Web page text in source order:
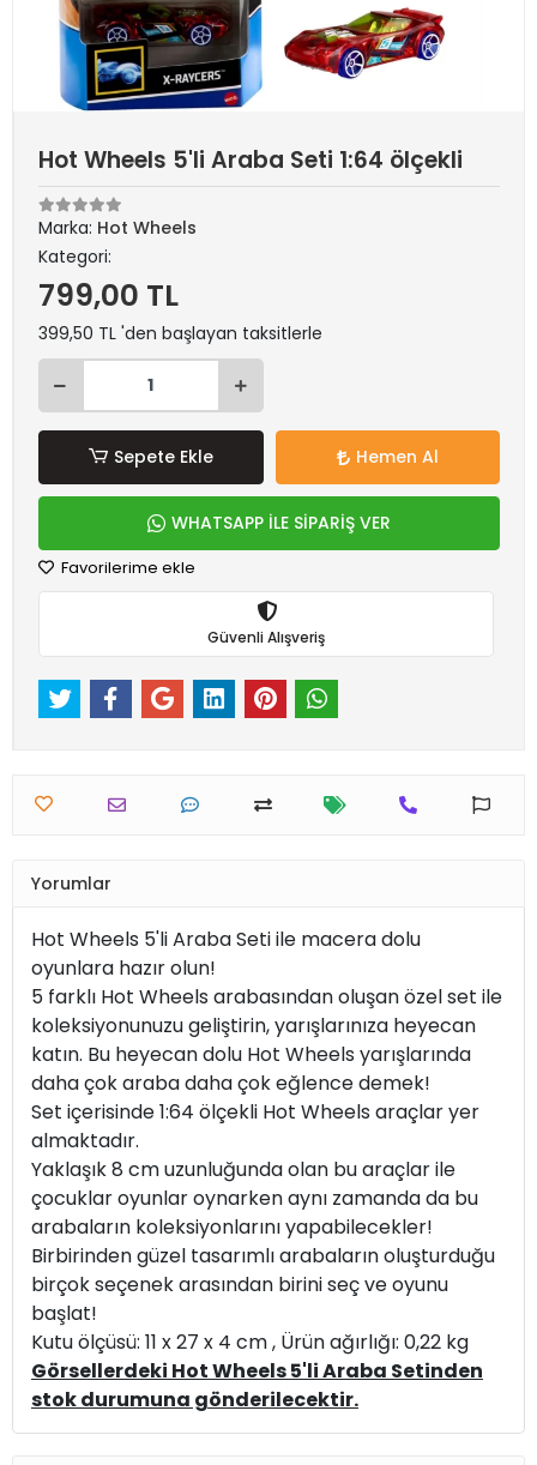
Hot Wheels 5'li Araba Seti 1:64 ölçekli
Marka: Hot Wheels
Kategori:
799,00 TL
399,50 TL 'den başlayan taksitlerle
Sepete Ekle Hemen Al
WHATSAPP İLE SİPARİŞ VER
Favorilerime ekle
Güvenli Alışveriş
Yorumlar
Hot Wheels 5'li Araba Seti ile macera dolu
oyunlara hazır olun!
5 farklı Hot Wheels arabasından oluşan özel set ile
koleksiyonunuzu geliştirin, yarışlarınıza heyecan
katın. Bu heyecan dolu Hot Wheels yarışlarında
daha çok araba daha çok eğlence demek!
Set içerisinde 1:64 ölçekli Hot Wheels araçlar yer
almaktadır.
Yaklaşık 8 cm uzunluğunda olan bu araçlar ile
çocuklar oyunlar oynarken aynı zamanda da bu
arabaların koleksiyonlarını yapabilecekler!
Birbirinden güzel tasarımlı arabaların oluşturduğu
birçok seçenek arasından birini seç ve oyunu
başlat!
Kutu ölçüsü: 11 x 27 x 4 cm , Ürün ağırlığı: 0,22 kg
Görsellerdeki Hot Wheels 5'li Araba Setinden
stok durumuna gönderilecektir.